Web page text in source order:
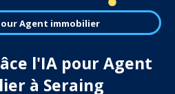
Agent immobilier
l'IA pour Agent
à Seraing